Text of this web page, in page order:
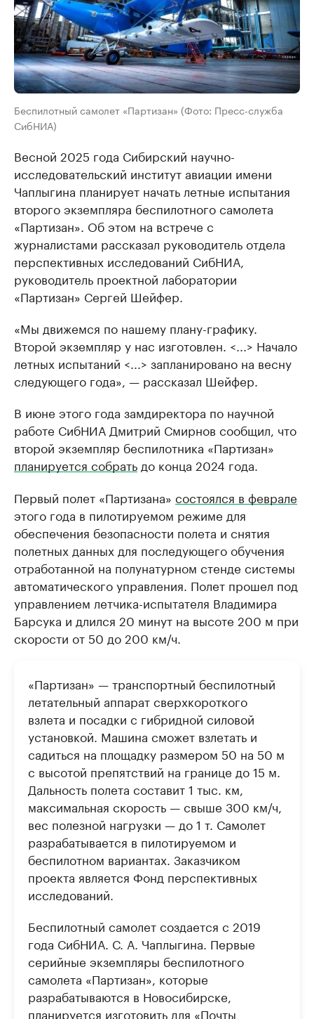
Беспилотный самолет «Партизан» (Фото: Пресс-служба
СибНИА)
Весной 2025 года Сибирский научно-
исследовательский институт авиации имени
Чаплыгина планирует начать летные испытания
второго экземпляра беспилотного самолета
«Партизан». Об этом на встрече с
журналистами рассказал руководитель отдела
перспективных исследований СибНИА,
руководитель проектной лаборатории
«Партизан» Сергей Шейфер.
«Мы движемся по нашему плану-графику.
Второй экземпляр у нас изготовлен. <...> Начало
летных испытаний <...> запланировано на весну
следующего года», — рассказал Шейфер.
В июне этого года замдиректора по научной
работе СибНИА Дмитрий Смирнов сообщил, что
второй экземпляр беспилотника «Партизан»
планируется собрать до конца 2024 года.
Первый полет «Партизана» состоялся в феврале
этого года в пилотируемом режиме для
обеспечения безопасности полета и снятия
полетных данных для последующего обучения
отработанной на полунатурном стенде системы
автоматического управления. Полет прошел под
управлением летчика-испытателя Владимира
Барсука и длился 20 минут на высоте 200 м при
скорости от 50 до 200 км/ч.
«Партизан» — транспортный беспилотный
летательный аппарат сверхкороткого
взлета и посадки с гибридной силовой
установкой. Машина сможет взлетать и
садиться на площадку размером 50 на 50 м
с высотой препятствий на границе до 15 м.
Дальность полета составит 1 тыс. км,
максимальная скорость — свыше 300 км/ч,
вес полезной нагрузки — до 1 т. Самолет
разрабатывается в пилотируемом и
беспилотном вариантах. Заказчиком
проекта является Фонд перспективных
исследований.
Беспилотный самолет создается с 2019
года СибНИА. С. А. Чаплыгина. Первые
серийные экземпляры беспилотного
самолета «Партизан», которые
разрабатываются в Новосибирске,
планируется изготовить для «Почты